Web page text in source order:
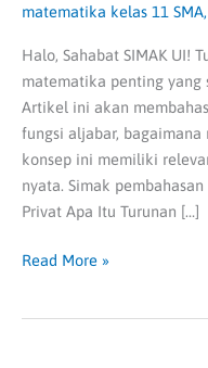
matematika kelas 11 SMA,
Halo, Sahabat SIMAK UI!
matematika penting yang
Artikel ini akan
fungsi aljabar, bagaimana
konsep ini memiliki
nyata. Simak
Privat Apa Itu Turunan […]
Read More »